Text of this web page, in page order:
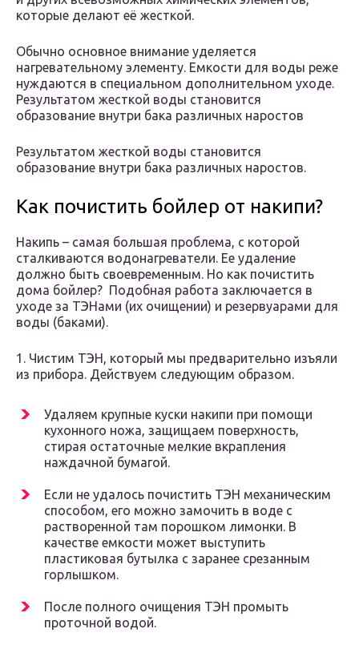
которые делают её жесткой.
Обычно основное внимание уделяется
нагревательному элементу. Емкости для воды реже
нуждаются в специальном дополнительном уходе.
Результатом жесткой воды становится
образование внутри бака различных наростов
Результатом жесткой воды становится
образование внутри бака различных наростов.
Как почистить бойлер от накипи?
Накипь – самая большая проблема, с которой
сталкиваются водонагреватели. Ее удаление
должно быть своевременным. Но как почистить
дома бойлер? Подобная работа заключается в
уходе за ТЭНами (их очищении) и резервуарами для
воды (баками).
1. Чистим ТЭН, который мы предварительно изъяли
из прибора. Действуем следующим образом.
Удаляем крупные куски накипи при помощи
кухонного ножа, защищаем поверхность,
стирая остаточные мелкие вкрапления
наждачной бумагой.
Если не удалось почистить ТЭН механическим
способом, его можно замочить в воде с
растворенной там порошком лимонки. В
качестве емкости может выступить
пластиковая бутылка с заранее срезанным
горлышком.
После полного очищения ТЭН промыть
проточной водой.